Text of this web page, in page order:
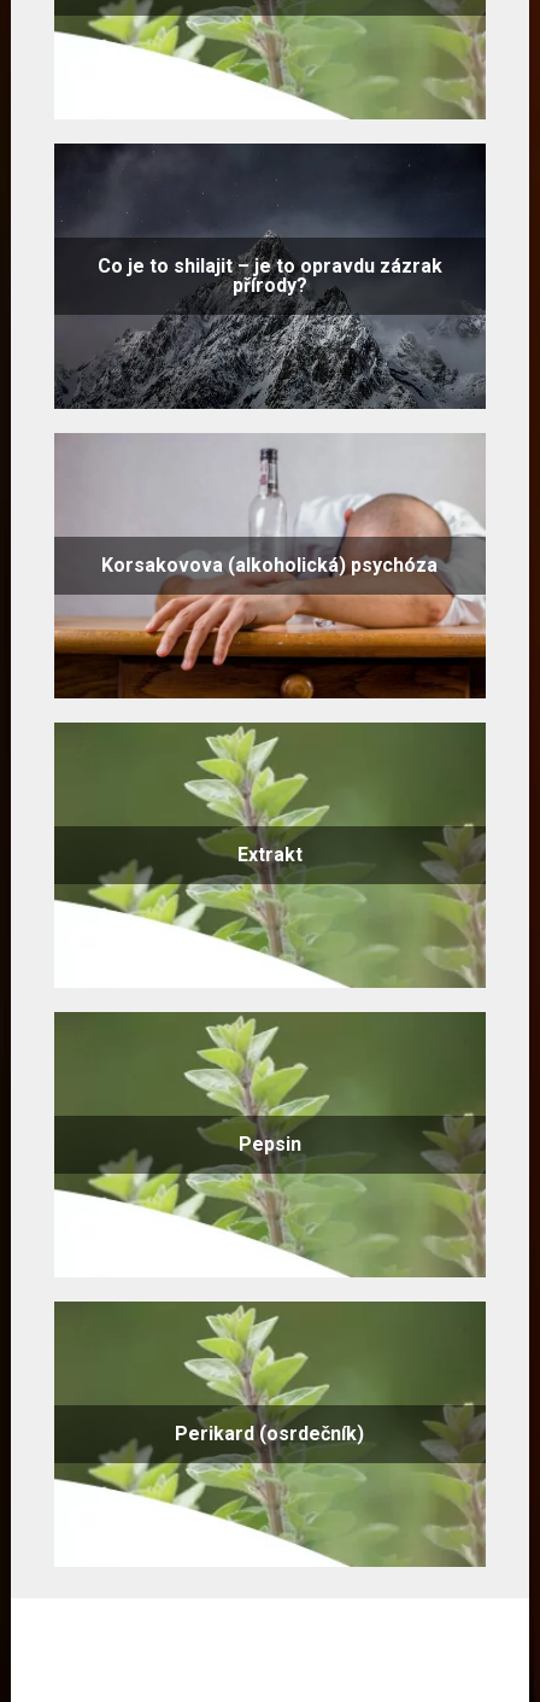
Co je to shilajit – je to opravdu zázrak
přírody?
Korsakovova (alkoholická) psychóza
Extrakt
Pepsin
Perikard (osrdečník)